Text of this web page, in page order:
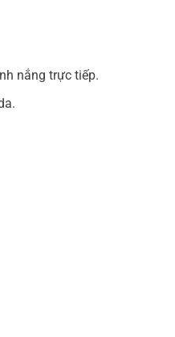
nắng trực tiếp.